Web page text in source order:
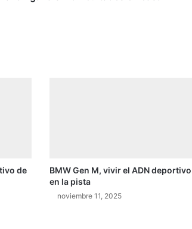
de
BMW Gen M, vivir el ADN deportivo
en la pista
noviembre 11, 2025